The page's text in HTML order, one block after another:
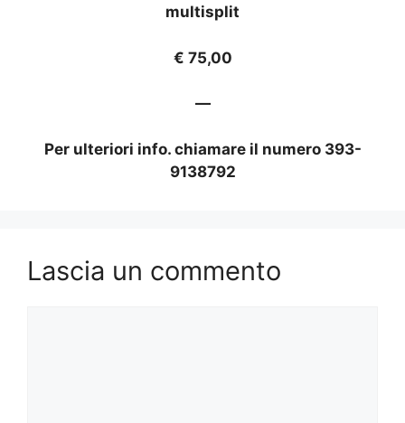
multisplit
€ 75,00
—
Per ulteriori info. chiamare il numero 393-
9138792
Lascia un commento